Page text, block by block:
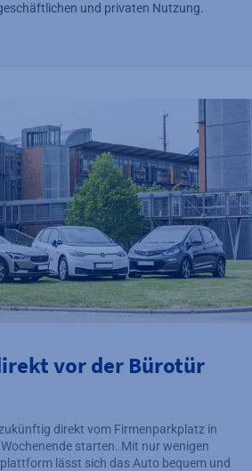
und privaten Nutzung.
vor der Bürotür
direkt vom Firmenparkplatz in
starten. Mit nur wenigen
lässt sich das Auto bequem und